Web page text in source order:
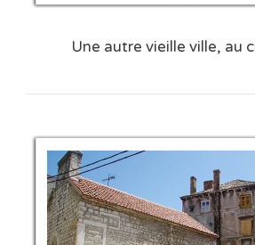
Une autre vieille ville, au